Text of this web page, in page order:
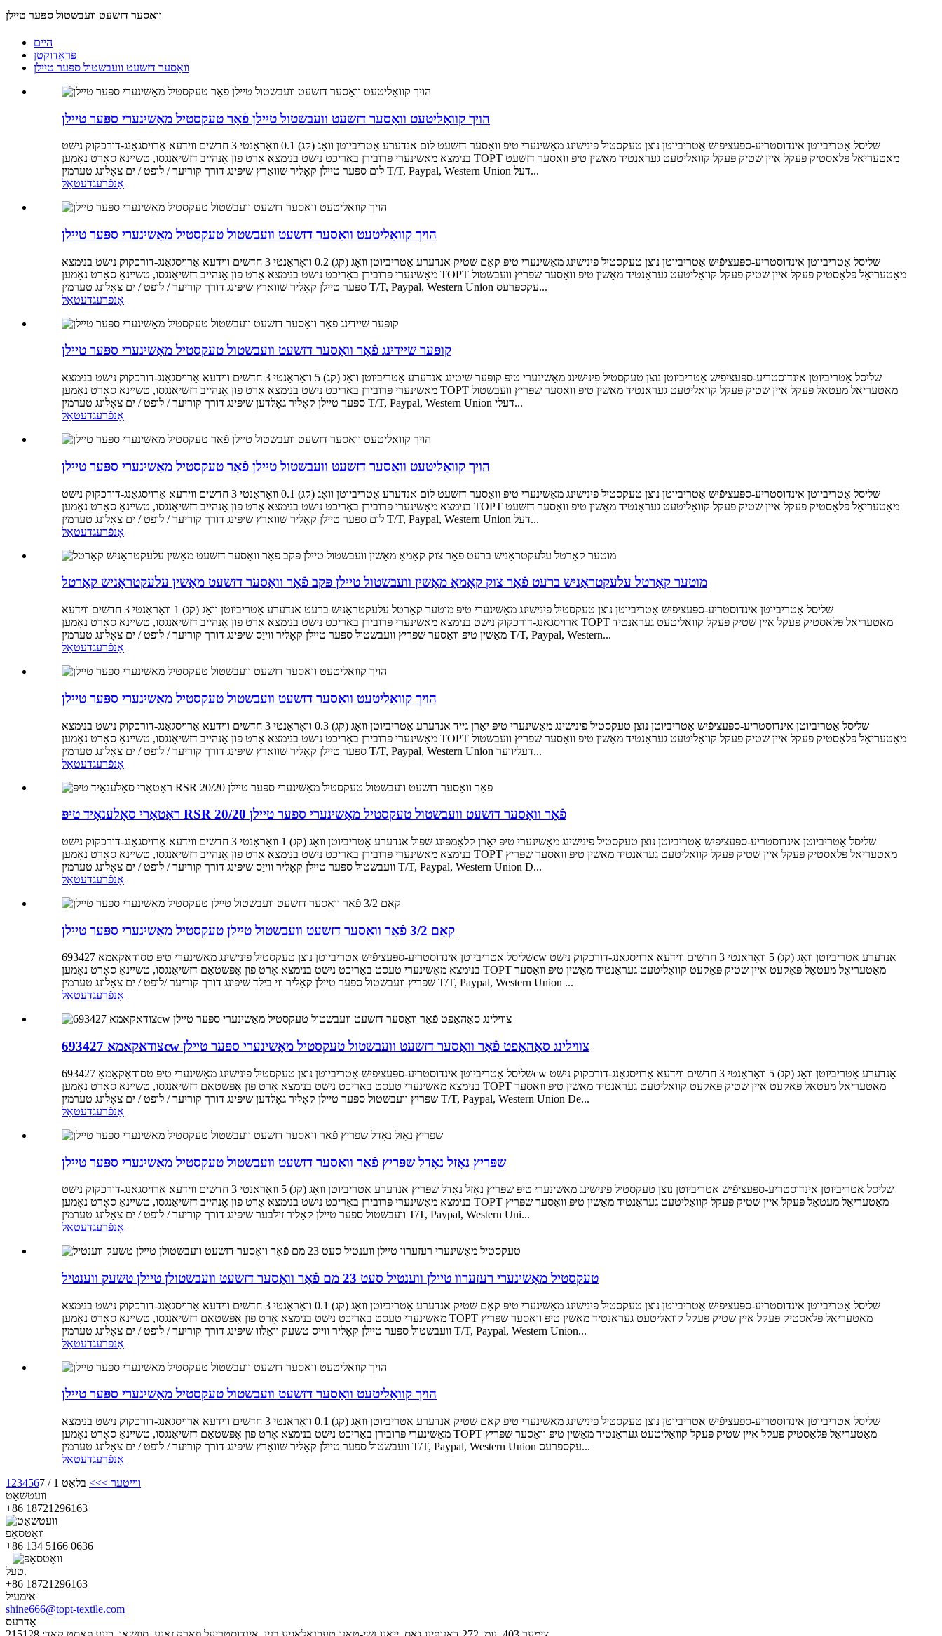
וואַסער דזשעט וועבשטול ספּער טיילן
היים
פּראָדוקטן
וואַסער דזשעט וועבשטול ספּער טיילן
הויך קוואַליטעט וואַסער דזשעט וועבשטול טיילן פֿאַר טעקסטיל מאַשינערי ספּער טיילן
שליסל אַטריביוטן אינדוסטריע-ספּעציפֿיש אַטריביוטן נוצן טעקסטיל פינישינג מאַשינערי טיפּ וואַסער דזשעט לום אנדערע אַטריביוטן וואָג (קג) 0.1 וואָראַנטי 3 חדשים ווידעא אַרויסגאַנג-דורכקוק נישט
בנימצא מאַשינערי פּרובירן באַריכט נישט בנימצא אָרט פון אָנהייב דזשיאַנגסו, טשיינאַ סאָרט נאָמען TOPT מאַטעריאַל פּלאַסטיק פּעקל איין שטיק פּעקל קוואַליטעט געראַנטיד מאַשין טיפּ וואַסער דזשעט
לום ספּער טיילן קאָליר שוואַרץ שיפּינג דורך קוריער / לופט / ים צאָלונג טערמין T/T, Paypal, Western Union דעל...
אָנפֿרעגדעטאַל
הויך קוואַליטעט וואַסער דזשעט וועבשטול טעקסטיל מאַשינערי ספּער טיילן
שליסל אַטריביוטן אינדוסטריע-ספּעציפֿיש אַטריביוטן נוצן טעקסטיל פינישינג מאַשינערי טיפּ קאַם שטיק אנדערע אַטריביוטן וואָג (קג) 0.2 וואָראַנטי 3 חדשים ווידעא אַרויסגאַנג-דורכקוק נישט בנימצא
מאַשינערי פּרובירן באַריכט נישט בנימצא אָרט פון אָנהייב דזשיאַנגסו, טשיינאַ סאָרט נאָמען TOPT מאַטעריאַל פּלאַסטיק פּעקל איין שטיק פּעקל קוואַליטעט געראַנטיד מאַשין טיפּ וואַסער שפּריץ וועבשטול
ספּער טיילן קאָליר שוואַרץ שיפּינג דורך קוריער / לופט / ים צאָלונג טערמין T/T, Paypal, Western Union עקספּרעס...
אָנפֿרעגדעטאַל
קופּער שיידינג פֿאַר וואַסער דזשעט וועבשטול טעקסטיל מאַשינערי ספּער טיילן
שליסל אַטריביוטן אינדוסטריע-ספּעציפֿיש אַטריביוטן נוצן טעקסטיל פינישינג מאַשינערי טיפּ קופּער שיטינג אנדערע אַטריביוטן וואָג (קג) 5 וואָראַנטי 3 חדשים ווידעא אַרויסגאַנג-דורכקוק נישט בנימצא
מאַשינערי פּרובירן באַריכט נישט בנימצא אָרט פון אָנהייב דזשיאַנגסו, טשיינאַ סאָרט נאָמען TOPT מאַטעריאַל מעטאַל פּעקל איין שטיק פּעקל קוואַליטעט געראַנטיד מאַשין טיפּ וואַסער שפּריץ וועבשטול
ספּער טיילן קאָליר גאָלדען שיפּינג דורך קוריער / לופט / ים צאָלונג טערמין T/T, Paypal, Western Union דעלי...
אָנפֿרעגדעטאַל
הויך קוואַליטעט וואַסער דזשעט וועבשטול טיילן פֿאַר טעקסטיל מאַשינערי ספּער טיילן
שליסל אַטריביוטן אינדוסטריע-ספּעציפֿיש אַטריביוטן נוצן טעקסטיל פינישינג מאַשינערי טיפּ וואַסער דזשעט לום אנדערע אַטריביוטן וואָג (קג) 0.1 וואָראַנטי 3 חדשים ווידעא אַרויסגאַנג-דורכקוק נישט
בנימצא מאַשינערי פּרובירן באַריכט נישט בנימצא אָרט פון אָנהייב דזשיאַנגסו, טשיינאַ סאָרט נאָמען TOPT מאַטעריאַל פּלאַסטיק פּעקל איין שטיק פּעקל קוואַליטעט געראַנטיד מאַשין טיפּ וואַסער דזשעט
לום ספּער טיילן קאָליר שוואַרץ שיפּינג דורך קוריער / לופט / ים צאָלונג טערמין T/T, Paypal, Western Union דעל...
אָנפֿרעגדעטאַל
מוטער קאַרטל עלעקטראָניש ברעט פֿאַר צוק קאָמאַ מאַשין וועבשטול טיילן פּקב פֿאַר וואַסער דזשעט מאַשין עלעקטראָניש קאַרטל
שליסל אַטריביוטן אינדוסטריע-ספּעציפֿיש אַטריביוטן נוצן טעקסטיל פינישינג מאַשינערי טיפּ מוטער קאַרטל עלעקטראָניש ברעט אנדערע אַטריביוטן וואָג (קג) 1 וואָראַנטי 3 חדשים ווידעא
אַרויסגאַנג-דורכקוק נישט בנימצא מאַשינערי פּרובירן באַריכט נישט בנימצא אָרט פון אָנהייב דזשיאַנגסו, טשיינאַ סאָרט נאָמען TOPT מאַטעריאַל פּלאַסטיק פּעקל איין שטיק פּעקל קוואַליטעט געראַנטיד
מאַשין טיפּ וואַסער שפּריץ וועבשטול ספּער טיילן קאָליר ווייַס שיפּינג דורך קוריער / לופט / ים צאָלונג טערמין T/T, Paypal, Western...
אָנפֿרעגדעטאַל
הויך קוואַליטעט וואַסער דזשעט וועבשטול טעקסטיל מאַשינערי ספּער טיילן
שליסל אַטריביוטן אינדוסטריע-ספּעציפֿיש אַטריביוטן נוצן טעקסטיל פינישינג מאַשינערי טיפּ יאַרן גייד אנדערע אַטריביוטן וואָג (קג) 0.3 וואָראַנטי 3 חדשים ווידעא אַרויסגאַנג-דורכקוק נישט בנימצא
מאַשינערי פּרובירן באַריכט נישט בנימצא אָרט פון אָנהייב דזשיאַנגסו, טשיינאַ סאָרט נאָמען TOPT מאַטעריאַל פּלאַסטיק פּעקל איין שטיק פּעקל קוואַליטעט געראַנטיד מאַשין טיפּ וואַסער שפּריץ וועבשטול
ספּער טיילן קאָליר שוואַרץ שיפּינג דורך קוריער / לופט / ים צאָלונג טערמין T/T, Paypal, Western Union דעליווער...
אָנפֿרעגדעטאַל
ראָטאַרי סאָלענאָיד טיפּ RSR 20/20 פֿאַר וואַסער דזשעט וועבשטול טעקסטיל מאַשינערי ספּער טיילן
שליסל אַטריביוטן אינדוסטריע-ספּעציפֿיש אַטריביוטן נוצן טעקסטיל פינישינג מאַשינערי טיפּ יאַרן קלאַמפּינג שפּול אנדערע אַטריביוטן וואָג (קג) 1 וואָראַנטי 3 חדשים ווידעא אַרויסגאַנג-דורכקוק נישט
בנימצא מאַשינערי פּרובירן באַריכט נישט בנימצא אָרט פון אָנהייב דזשיאַנגסו, טשיינאַ סאָרט נאָמען TOPT מאַטעריאַל פּלאַסטיק פּעקל איין שטיק פּעקל קוואַליטעט געראַנטיד מאַשין טיפּ וואַסער שפּריץ
וועבשטול ספּער טיילן קאָליר ווייַס שיפּינג דורך קוריער / לופט / ים צאָלונג טערמין T/T, Paypal, Western Union D...
אָנפֿרעגדעטאַל
קאַם 3/2 פֿאַר וואַסער דזשעט וועבשטול טיילן טעקסטיל מאַשינערי ספּער טיילן
שליסל אַטריביוטן אינדוסטריע-ספּעציפֿיש אַטריביוטן נוצן טעקסטיל פינישינג מאַשינערי טיפּ טסודאָקאַמאַ 693427cw אַנדערע אַטריביוטן וואָג (קג) 5 וואָראַנטי 3 חדשים ווידעא אַרויסגאַנג-דורכקוק נישט
בנימצא מאַשינערי טעסט באַריכט נישט בנימצא אָרט פון אָפּשטאַם דזשיאַנגסו, טשיינאַ סאָרט נאָמען TOPT מאַטעריאַל מעטאַל פּאַקעט איין שטיק פּאַקעט קוואַליטעט געראַנטיד מאַשין טיפּ וואַסער
שפּריץ וועבשטול ספּער טיילן קאָליר ווי בילד שיפּינג דורך קוריער /לופט / ים צאָלונג טערמין T/T, Paypal, Western Union ...
אָנפֿרעגדעטאַל
צודאקאמא 693427cw צווילינג סאַהאַפט פֿאַר וואַסער דזשעט וועבשטול טעקסטיל מאַשינערי ספּער טיילן
שליסל אַטריביוטן אינדוסטריע-ספּעציפֿיש אַטריביוטן נוצן טעקסטיל פינישינג מאַשינערי טיפּ טסודאָקאַמאַ 693427cw אַנדערע אַטריביוטן וואָג (קג) 5 וואָראַנטי 3 חדשים ווידעא אַרויסגאַנג-דורכקוק נישט
בנימצא מאַשינערי טעסט באַריכט נישט בנימצא אָרט פון אָפּשטאַם דזשיאַנגסו, טשיינאַ סאָרט נאָמען TOPT מאַטעריאַל מעטאַל פּאַקעט איין שטיק פּאַקעט קוואַליטעט געראַנטיד מאַשין טיפּ וואַסער
שפּריץ וועבשטול ספּער טיילן קאָליר גאָלדען שיפּינג דורך קוריער / לופט / ים צאָלונג טערמין T/T, Paypal, Western Union De...
אָנפֿרעגדעטאַל
שפּריץ נאָזל נאָדל שפּריץ פֿאַר וואַסער דזשעט וועבשטול טעקסטיל מאַשינערי ספּער טיילן
שליסל אַטריביוטן אינדוסטריע-ספּעציפֿיש אַטריביוטן נוצן טעקסטיל פינישינג מאַשינערי טיפּ שפּריץ נאָזל נאָדל שפּריץ אנדערע אַטריביוטן וואָג (קג) 5 וואָראַנטי 3 חדשים ווידעא אַרויסגאַנג-דורכקוק נישט
בנימצא מאַשינערי פּרובירן באַריכט נישט בנימצא אָרט פון אָנהייב דזשיאַנגסו, טשיינאַ סאָרט נאָמען TOPT מאַטעריאַל מעטאַל פּעקל איין שטיק פּעקל קוואַליטעט געראַנטיד מאַשין טיפּ וואַסער שפּריץ
וועבשטול ספּער טיילן קאָליר זילבער שיפּינג דורך קוריער / לופט / ים צאָלונג טערמין T/T, Paypal, Western Uni...
אָנפֿרעגדעטאַל
טעקסטיל מאַשינערי רעזערוו טיילן ווענטיל סעט 23 מם פֿאַר וואַסער דזשעט וועבשטולן טיילן טשעק ווענטיל
שליסל אַטריביוטן אינדוסטריע-ספּעציפֿיש אַטריביוטן נוצן טעקסטיל פינישינג מאַשינערי טיפּ קאַם שטיק אנדערע אַטריביוטן וואָג (קג) 0.1 וואָראַנטי 3 חדשים ווידעא אַרויסגאַנג-דורכקוק נישט בנימצא
מאַשינערי טעסט באַריכט נישט בנימצא אָרט פון אָפּשטאַם דזשיאַנגסו, טשיינאַ סאָרט נאָמען TOPT מאַטעריאַל פּלאַסטיק פּעקל איין שטיק פּעקל קוואַליטעט געראַנטיד מאַשין טיפּ וואַסער שפּריץ
וועבשטול ספּער טיילן קאָליר ווייס טשעק וואַלוו שיפּינג דורך קוריער / לופט / ים צאָלונג טערמין T/T, Paypal, Western Union...
אָנפֿרעגדעטאַל
הויך קוואַליטעט וואַסער דזשעט וועבשטול טעקסטיל מאַשינערי ספּער טיילן
שליסל אַטריביוטן אינדוסטריע-ספּעציפֿיש אַטריביוטן נוצן טעקסטיל פינישינג מאַשינערי טיפּ קאַם שטיק אנדערע אַטריביוטן וואָג (קג) 0.1 וואָראַנטי 3 חדשים ווידעא אַרויסגאַנג-דורכקוק נישט בנימצא
מאַשינערי פּרובירן באַריכט נישט בנימצא אָרט פון אָפּשטאַם דזשיאַנגסו, טשיינאַ סאָרט נאָמען TOPT מאַטעריאַל פּלאַסטיק פּעקל איין שטיק פּעקל קוואַליטעט געראַנטיד מאַשין טיפּ וואַסער שפּריץ
וועבשטול ספּער טיילן קאָליר שוואַרץ שיפּינג דורך קוריער / לופט / ים צאָלונג טערמין T/T, Paypal, Western Union עקספּרעס...
אָנפֿרעגדעטאַל
1 23456 ווייטער >>> בלאַט 1 / 7
וועטשאַט
+86 18721296163
וואַטסאַפּ
+86 134 5166 0636
טעל.
+86 18721296163
אימעיל
shine666@topt-textile.com
אַדרעס